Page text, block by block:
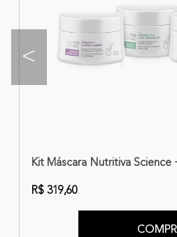
<
Óleos Árabes
Kit Máscara Nutritiva
R$ 319,60